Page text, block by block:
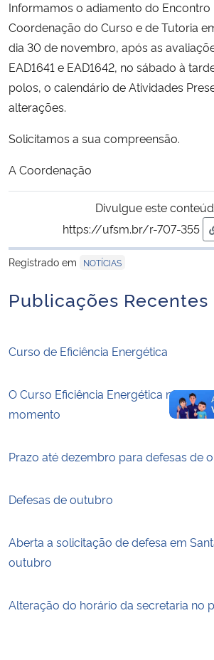
Ministério do Meio Ambiente
Ministério do Turismo
Ministério do Desenvolvimento Regional
Controladoria-Geral da União
Secretaria de Governo
Gabinete de Segurança Institucional
Planalto
Informamos o adiamento do Encontro
Coordenação do Curso e de Tutoria
dia 30 de novembro, após as
EAD1641 e EAD1642, no sábado à
polos, o calendário de Atividades
alterações.
Solicitamos a sua compreensão.
A Coordenação
Divulgue este
https://ufsm.br/r-707-355
Registrado em
NOTÍCIAS
Publicações Recentes
Curso de Eficiência Energética
O Curso Eficiência Energética não
momento
Prazo até dezembro para defesas de
Defesas de outubro
Aberta a solicitação de defesa em
outubro
Alteração do horário da secretaria no